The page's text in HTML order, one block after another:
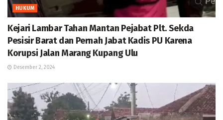
HUKUM
Kejari Lambar Tahan Mantan Pejabat Plt. Sekda
Pesisir Barat dan Pernah Jabat Kadis PU Karena
Korupsi Jalan Marang Kupang Ulu
Desember 2, 2024